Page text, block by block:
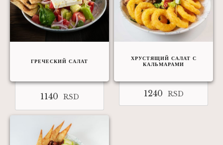
ГРЕЧЕСКИЙ САЛАТ
1140 RSD
ХРУСТЯЩИЙ САЛАТ С
КАЛЬМАРАМИ
1240 RSD